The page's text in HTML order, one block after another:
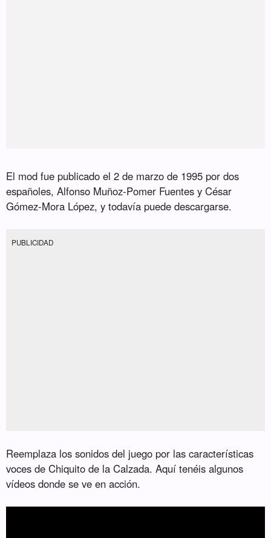
El mod fue publicado el 2 de marzo de 1995 por dos
españoles, Alfonso Muñoz-Pomer Fuentes y César
Gómez-Mora López, y todavía puede descargarse.
PUBLICIDAD
Reemplaza los sonidos del juego por las características
voces de Chiquito de la Calzada. Aquí tenéis algunos
vídeos donde se ve en acción.